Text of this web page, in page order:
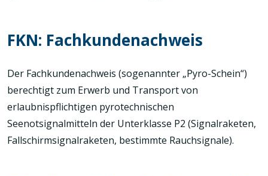
FKN: Fachkundenachweis
Der Fachkundenachweis (sogenannter „Pyro-Schein“)
berechtigt zum Erwerb und Transport von
erlaubnispflichtigen pyrotechnischen
Seenotsignalmitteln der Unterklasse P2 (Signalraketen,
Fallschirmsignalraketen, bestimmte Rauchsignale).